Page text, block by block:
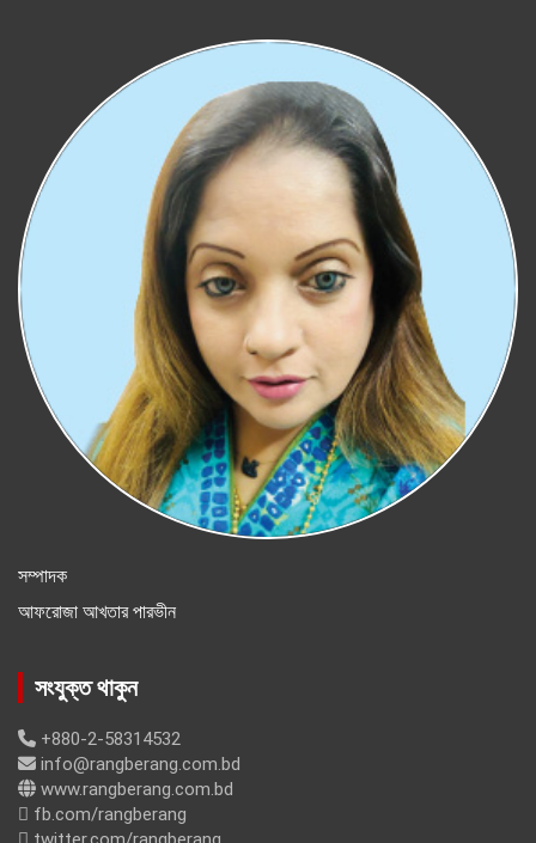
সম্পাদক
আফরোজা আখতার পারভীন
সংযুক্ত থাকুন
+880-2-58314532
info@rangberang.com.bd
www.rangberang.com.bd
fb.com/rangberang